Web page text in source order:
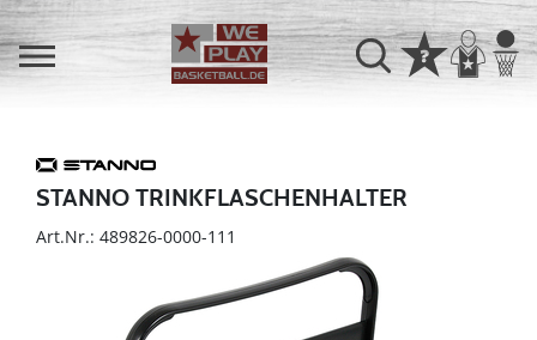
STANNO TRINKFLASCHENHALTER
Art.Nr.: 489826-0000-111